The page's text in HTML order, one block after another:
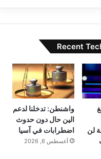
Recent
لن
واشنطن: تدخلنا لدعم
الين حال دون حدوث
اضطرابات في آسيا
أغسطس 6, 2026